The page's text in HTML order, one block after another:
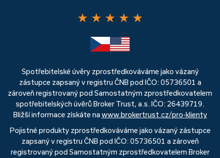
★ ★ ★ ★ ★
Spotřebitelské úvěry zprostředkováváme jako vázaný
zástupce zapsaný v registru ČNB pod IČO: 05736501 a
zároveň registrovaný pod Samostatným zprostředkovatelem
spotřebitelských úvěrů Broker Trust, a.s. IČO: 26439719.
Bližší informace získáte na www.brokertrust.cz/pro-klienty
Pojistné produkty zprostředkováváme jako vázaný zástupce
zapsaný v registru ČNB pod IČO: 05736501 a zároveň
registrovaný pod Samostatným zprostředkovatelem Broker